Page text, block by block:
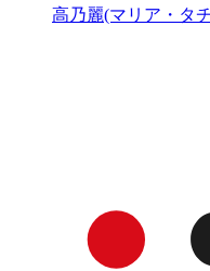
高乃麗(マリア・タ